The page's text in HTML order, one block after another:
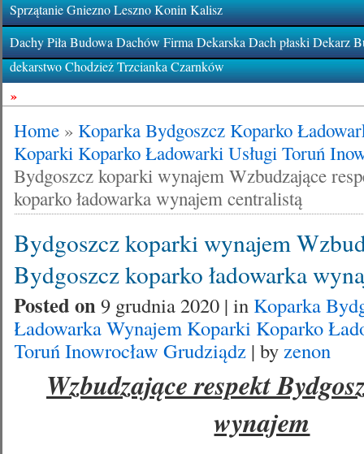
Sprzątanie Gniezno Leszno Konin Kalisz
Dachy Piła Budowa Dachów Firma Dekarska Dach płaski Dekarz
dekarstwo Chodzież Trzcianka Czarnków
»
Home »Koparka Bydgoszcz Koparko
Koparki Koparko Ładowarki Usługi Toruń
Bydgoszcz koparki wynajem Wzbudzające
koparko ładowarka wynajem centralistą
Bydgoszcz koparki wynajem
Bydgoszcz koparko ładowarka
Posted on9 grudnia 2020 | in Koparka
Ładowarka Wynajem Koparki Koparko
Toruń Inowrocław Grudziądz | byzenon
Wzbudzające respekt
wynajem